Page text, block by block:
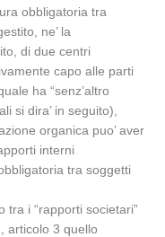
obbligatoria tra
ne’ la
di due centri
capo alle parti
ha “senz’altro
si dira’ in seguito),
organica puo’ aver
interni
tra soggetti
i “rapporti societari”
articolo 3 quello